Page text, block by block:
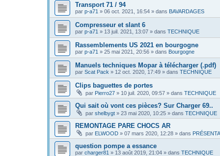
Transport 71 / 94
par p-a71 » 06 oct. 2021, 16:54 » dans BAVARDAGES
Compresseur et slant 6
par p-a71 » 13 juil. 2021, 13:07 » dans TECHNIQUE
Rassemblements US 2021 en bourgogne
par p-a71 » 25 mai 2021, 20:56 » dans Bourgogne
Manuels techniques Mopar à télécharger (.pdf)
par Scat Pack » 12 oct. 2020, 17:49 » dans TECHNIQUE
Clips baguettes de portes
par Pierro27 » 10 juil. 2020, 09:57 » dans TECHNIQUE
Qui sait où vont ces pièces? Sur Charger 69..
par shelbygt » 23 mai 2020, 10:25 » dans TECHNIQUE
REMONTAGE PARE CHOCS AR
par ELWOOD » 07 mars 2020, 12:28 » dans
question pompe a essance
par charger81 » 13 août 2019, 21:04 » dans TECHNIQUE